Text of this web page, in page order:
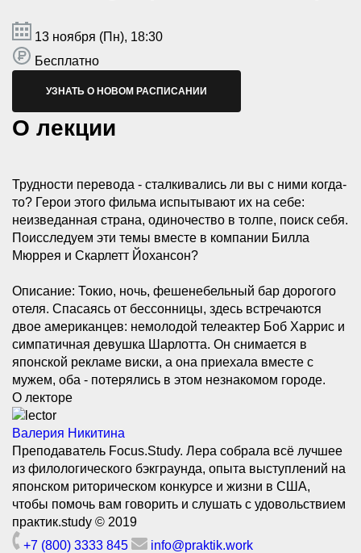
13 ноября (Пн), 18:30
Бесплатно
УЗНАТЬ О НОВОМ РАСПИСАНИИ
О лекции
Трудности перевода - сталкивались ли вы с ними когда-
то? Герои этого фильма испытывают их на себе:
неизведанная страна, одиночество в толпе, поиск себя.
Поисследуем эти темы вместе в компании Билла
Мюррея и Скарлетт Йохансон?
Описание: Токио, ночь, фешенебельный бар дорогого
отеля. Спасаясь от бессонницы, здесь встречаются
двое американцев: немолодой телеактер Боб Харрис и
симпатичная девушка Шарлотта. Он снимается в
японской рекламе виски, а она приехала вместе с
мужем, оба - потерялись в этом незнакомом городе.
О лекторе
Валерия Никитина
Преподаватель Focus.Study. Лера собрала всё лучшее
из филологического бэкграунда, опыта выступлений на
японском риторическом конкурсе и жизни в США,
чтобы помочь вам говорить и слушать с удовольствием
практик.study © 2019
+7 (800) 3333 845
info@praktik.work